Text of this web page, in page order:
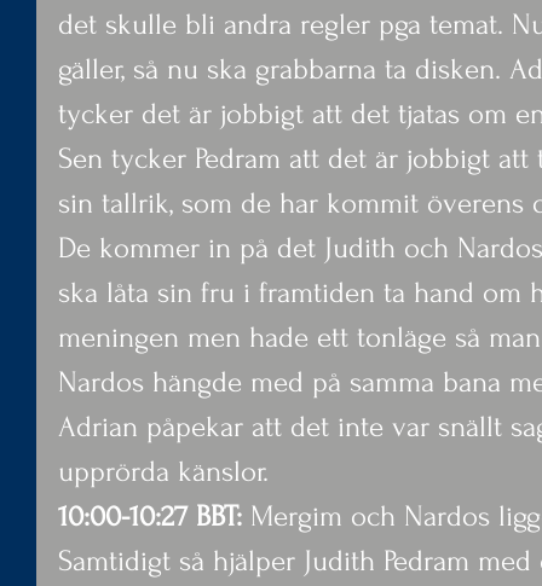
det skulle bli andra regler pga temat.
gäller, så nu ska grabbarna ta disken.
tycker det är jobbigt att det tjatas om
Sen tycker Pedram att det är jobbigt
sin tallrik, som de har kommit överens
De kommer in på det Judith och
ska låta sin fru i framtiden ta hand om
meningen men hade ett tonläge så
Nardos hängde med på samma bana
Adrian påpekar att det inte var snällt
upprörda känslor.
10:00-10:27 BBT: Mergim och Nardos
Samtidigt så hjälper Judith Pedram